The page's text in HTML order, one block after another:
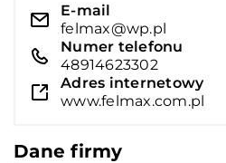
E-mail
felmax@wp.pl
Numer telefonu
48914623302
Adres internetowy
www.felmax.com.pl
Dane firmy